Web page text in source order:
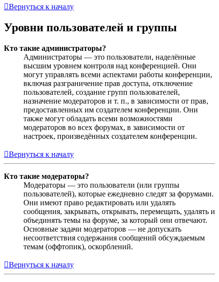
Вернуться к началу
Уровни пользователей и группы
Кто такие администраторы?
Администраторы — это пользователи, наделённые
высшим уровнем контроля над конференцией. Они
могут управлять всеми аспектами работы конференции,
включая разграничение прав доступа, отключение
пользователей, создание групп пользователей,
назначение модераторов и т. п., в зависимости от прав,
предоставленных им создателем конференции. Они
также могут обладать всеми возможностями
модераторов во всех форумах, в зависимости от
настроек, произведённых создателем конференции.
Вернуться к началу
Кто такие модераторы?
Модераторы — это пользователи (или группы
пользователей), которые ежедневно следят за форумами.
Они имеют право редактировать или удалять
сообщения, закрывать, открывать, перемещать, удалять и
объединять темы на форуме, за который они отвечают.
Основные задачи модераторов — не допускать
несоответствия содержания сообщений обсуждаемым
темам (оффтопик), оскорблений.
Вернуться к началу